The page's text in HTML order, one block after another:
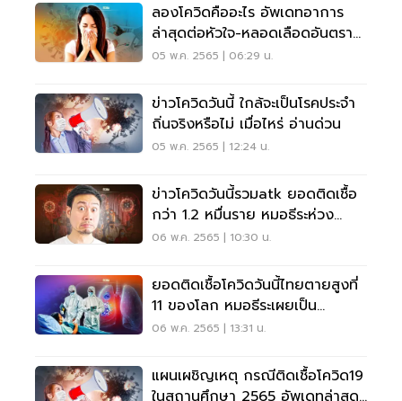
ลองโควิดคืออะไร อัพเดทอาการ
ล่าสุดต่อหัวใจ-หลอดเลือดอันตราย
แค่ไหน อ่านเลย
05 พ.ค. 2565 | 06:29 น.
ข่าวโควิดวันนี้ ใกล้จะเป็นโรคประจำ
ถิ่นจริงหรือไม่ เมื่อไหร่ อ่านด่วน
05 พ.ค. 2565 | 12:24 น.
ข่าวโควิดวันนี้รวมatk ยอดติดเชื้อ
กว่า 1.2 หมื่นราย หมอธีระห่วง
Long Covid
06 พ.ค. 2565 | 10:30 น.
ยอดติดเชื้อโควิดวันนี้ไทยตายสูงที่
11 ของโลก หมอธีระเผยเป็น
24.32% เอเชีย
06 พ.ค. 2565 | 13:31 น.
แผนเผชิญเหตุ กรณีติดเชื้อโควิด19
ในสถานศึกษา 2565 อัพเดทล่าสุด